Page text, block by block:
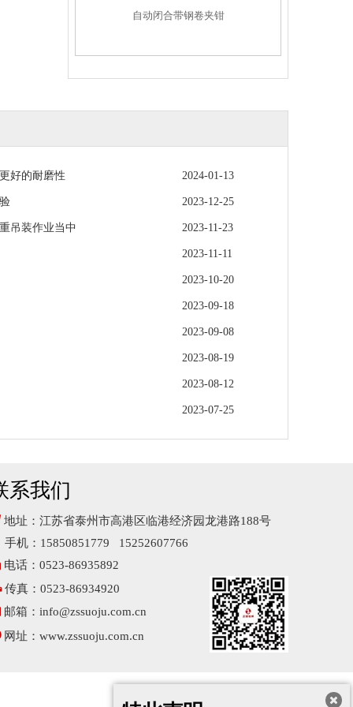
自动闭合带钢卷夹钳
好的耐磨性 2024-01-13
2023-12-25
吊装作业当中 2023-11-23
2023-11-11
2023-10-20
2023-09-18
2023-09-08
2023-08-19
2023-08-12
2023-07-25
系我们
地址：江苏省泰州市高港区临港经济园龙港路188号
机：15850851779 15252607766
电话：0523-86935892
传真：0523-86934920
邮箱： info@zssuoju.com.cn
网址： www.zssuoju.com.cn